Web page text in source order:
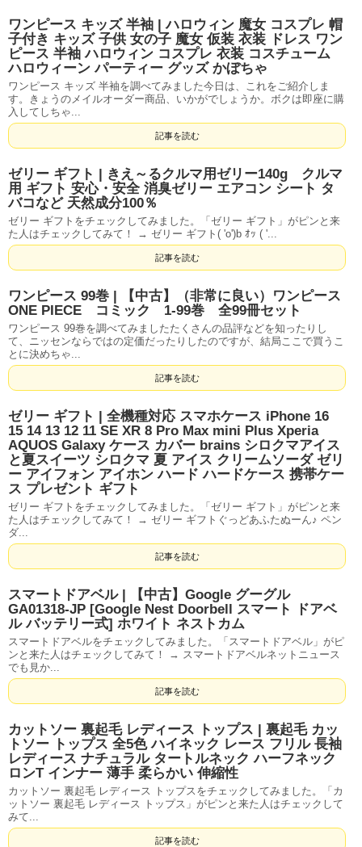
ワンピース キッズ 半袖 | ハロウィン 魔女 コスプレ 帽
子付き キッズ 子供 女の子 魔女 仮装 衣装 ドレス ワン
ピース 半袖 ハロウィン コスプレ 衣装 コスチューム
ハロウィーン パーティー グッズ かぼちゃ
ワンピース キッズ 半袖を調べてみました今日は、これをご紹介しま
す。きょうのメイルオーダー商品、いかがでしょうか。ボクは即座に購
入してしちゃ...
記事を読む
ゼリー ギフト | きえ～るクルマ用ゼリー140g クルマ
用 ギフト 安心・安全 消臭ゼリー エアコン シート タ
バコなど 天然成分100％
ゼリー ギフトをチェックしてみました。「ゼリー ギフト」がピンと来
た人はチェックしてみて！ → ゼリー ギフト( 'o')b ｵｯ ( '...
記事を読む
ワンピース 99巻 | 【中古】（非常に良い）ワンピース
ONE PIECE コミック 1-99巻 全99冊セット
ワンピース 99巻を調べてみましたたくさんの品評などを知ったりし
て、ニッセンならではの定価だったりしたのですが、結局ここで買うこ
とに決めちゃ...
記事を読む
ゼリー ギフト | 全機種対応 スマホケース iPhone 16
15 14 13 12 11 SE XR 8 Pro Max mini Plus Xperia
AQUOS Galaxy ケース カバー brains シロクマアイス
と夏スイーツ シロクマ 夏 アイス クリームソーダ ゼリ
ー アイフォン アイホン ハード ハードケース 携帯ケー
ス プレゼント ギフト
ゼリー ギフトをチェックしてみました。「ゼリー ギフト」がピンと来
た人はチェックしてみて！ → ゼリー ギフトぐっどあふたぬーん♪ ペン
ダ...
記事を読む
スマートドアベル | 【中古】Google グーグル
GA01318-JP [Google Nest Doorbell スマート ドアベ
ル バッテリー式] ホワイト ネストカム
スマートドアベルをチェックしてみました。「スマートドアベル」がピ
ンと来た人はチェックしてみて！ → スマートドアベルネットニュース
でも見か...
記事を読む
カットソー 裏起毛 レディース トップス | 裏起毛 カッ
トソー トップス 全5色 ハイネック レース フリル 長袖
レディース ナチュラル タートルネック ハーフネック
ロンT インナー 薄手 柔らかい 伸縮性
カットソー 裏起毛 レディース トップスをチェックしてみました。「カ
ットソー 裏起毛 レディース トップス」がピンと来た人はチェックして
みて...
記事を読む